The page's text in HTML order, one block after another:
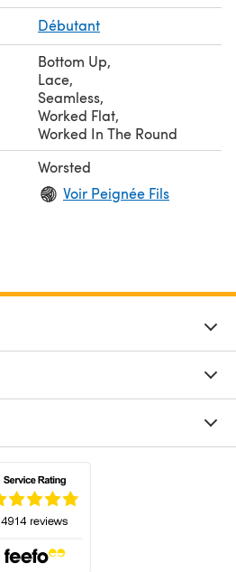
Débutant
Bottom Up,
Lace,
Seamless,
Worked Flat,
Worked In The Round
Worsted
Voir Peignée Fils